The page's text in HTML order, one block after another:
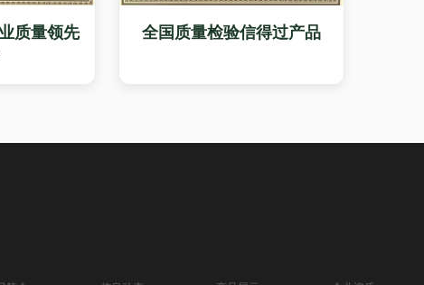
质量领先
全国质量检验信得过产品